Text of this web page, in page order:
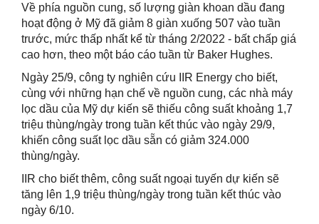
Về phía nguồn cung, số lượng giàn khoan dầu đang
hoạt động ở Mỹ đã giảm 8 giàn xuống 507 vào tuần
trước, mức thấp nhất kể từ tháng 2/2022 - bất chấp giá
cao hơn, theo một báo cáo tuần từ Baker Hughes.
Ngày 25/9, công ty nghiên cứu IIR Energy cho biết,
cùng với những hạn chế về nguồn cung, các nhà máy
lọc dầu của Mỹ dự kiến sẽ thiếu công suất khoảng 1,7
triệu thùng/ngày trong tuần kết thúc vào ngày 29/9,
khiến công suất lọc dầu sẵn có giảm 324.000
thùng/ngày.
IIR cho biết thêm, công suất ngoại tuyến dự kiến sẽ
tăng lên 1,9 triệu thùng/ngày trong tuần kết thúc vào
ngày 6/10.